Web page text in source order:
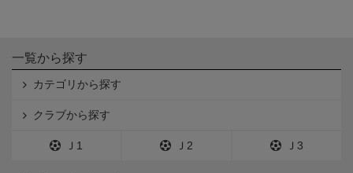
一覧から探す
カテゴリから探す
クラブから探す
Ｊ1 Ｊ2 Ｊ3